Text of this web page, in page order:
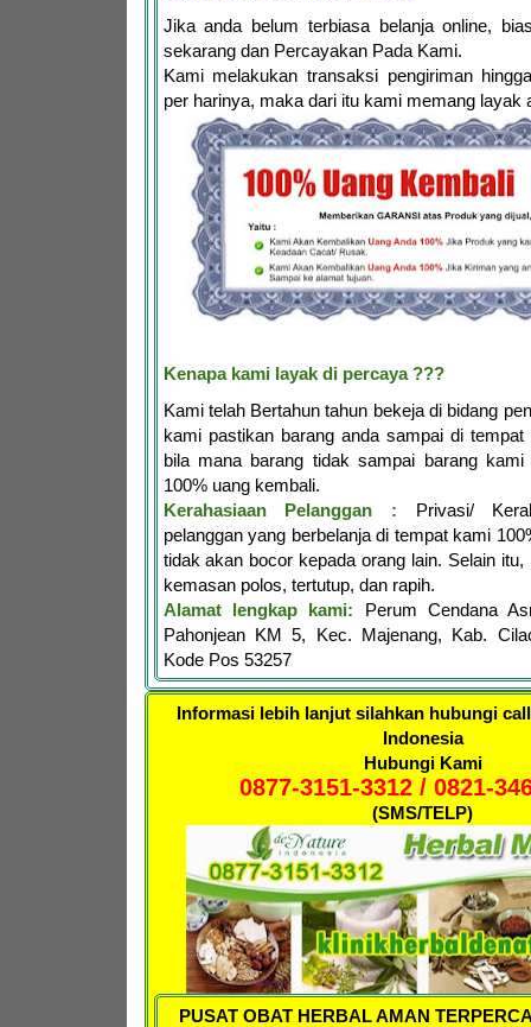
Jika anda belum terbiasa belanja online,
sekarang dan Percayakan Pada Kami.
Kami melakukan transaksi pengiriman
per harinya, maka dari itu kami memang layak
Kenapa kami layak di percaya ???
Kami telah Bertahun tahun bekeja di bidang
kami pastikan barang anda sampai di
bila mana barang tidak sampai barang
100% uang kembali.
Kerahasiaan Pelanggan : Privasi/
pelanggan yang berbelanja di tempat kami
tidak akan bocor kepada orang lain. Selain
kemasan polos, tertutup, dan rapih.
Alamat lengkap kami:
Perum Cendana
Pahonjean KM 5, Kec. Majenang, Kab.
Kode Pos 53257
Informasi lebih lanjut silahkan hubungi
Indonesia
Hubungi Kami
0877-3151-3312 / 0821-
(SMS/TELP)
PUSAT OBAT HERBAL AMAN